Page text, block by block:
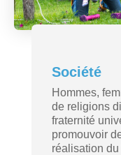
Société
Hommes,
de religions
fraternité
promouvoir
réalisation du